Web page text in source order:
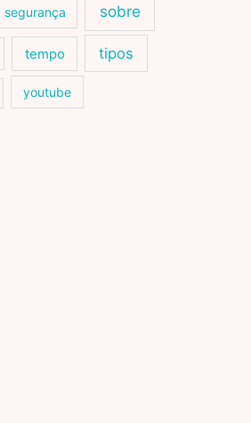
segurança sobre
tempo tipos
youtube